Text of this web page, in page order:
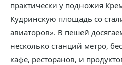
практически у подножия
Кудринскую площадь со
авиаторов». В пешей
несколько станций метро,
кафе, ресторанов, и